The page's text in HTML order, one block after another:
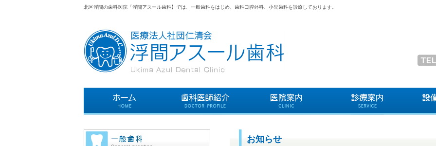
北区浮間の歯科医院「浮間アスール歯科】では、一般歯科をはじめ、歯科口腔外科、小児歯科を診療しております。
お知らせ